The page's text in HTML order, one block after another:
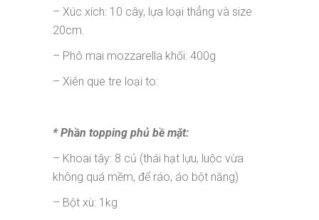
– Xúc xích: 10 cây, lựa loại thẳng và size
20cm.
– Phô mai mozzarella khối: 400g
– Xiên que tre loại to:
* Phần topping phủ bề mặt:
– Khoai tây: 8 củ (thái hạt lựu, luộc vừa
không quá mềm, để ráo, áo bột năng)
– Bột xù: 1kg